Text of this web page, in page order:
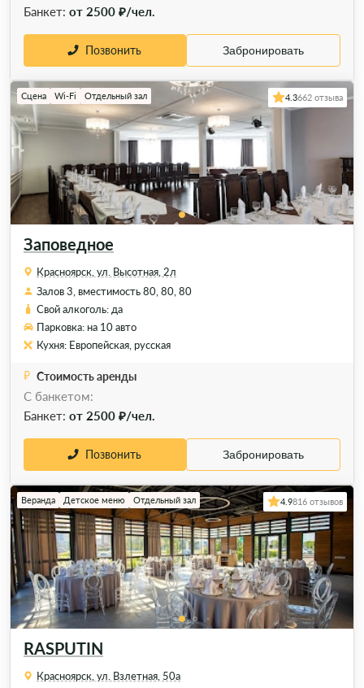
Банкет: от 2500 ₽/чел.
Позвонить Забронировать
Заповедное
Сцена Wi-Fi Отдельный зал 4.3662 отзыва
Красноярск, ул. Высотная, 2л
Залов 3, вместимость 80, 80, 80
Свой алкоголь: да
Парковка: на 10 авто
Кухня: Европейская, русская
Стоимость аренды
С банкетом:
Банкет: от 2500 ₽/чел.
Позвонить Забронировать
RASPUTIN
Веранда Детское меню Отдельный зал 4.9816 отзывов
Красноярск, ул. Взлетная, 50а